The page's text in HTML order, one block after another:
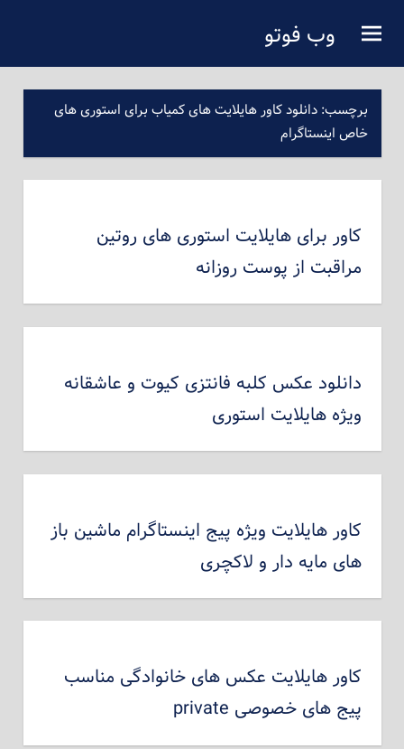
محتوای
اصلی
وب فوتو
برچسب:دانلود کاور هایلایت های کمیاب برای استوری های
خاص اینستاگرام
کاور برای هایلایت استوری های روتین
مراقبت از پوست روزانه
دانلود عکس کلبه فانتزی کیوت و عاشقانه
ویژه هایلایت استوری
کاور هایلایت ویژه پیج اینستاگرام ماشین باز
های مایه دار و لاکچری
کاور هایلایت عکس های خانوادگی مناسب
پیج های خصوصی private